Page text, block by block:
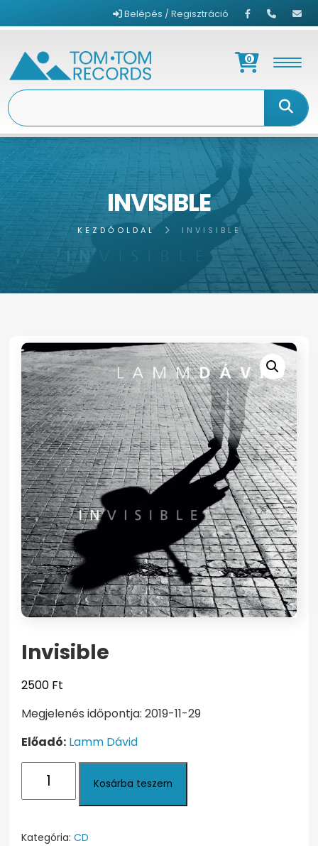
Belépés / Regisztráció
0
INVISIBLE
KEZDŐOLDAL INVISIBLE
Invisible
2500 Ft
Megjelenés időpontja: 2019-11-29
Előadó: Lamm Dávid
mennyiség
Kosárba teszem
Kategória:CD